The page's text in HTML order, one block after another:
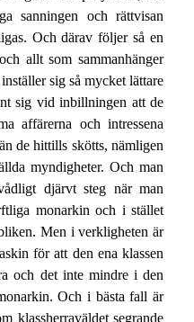
sanningen och rättvisan
Och därav följer så en
allt som sammanhänger
sig så mycket lättare
sig vid inbillningen att de
affärerna och intressena
de hittills skötts, nämligen
myndigheter. Och man
djärvt steg när man
monarkin och i stället
Men i verkligheten är
för att den ena klassen
och det inte mindre i den
Och i bästa fall är
klassherraväldet segrande